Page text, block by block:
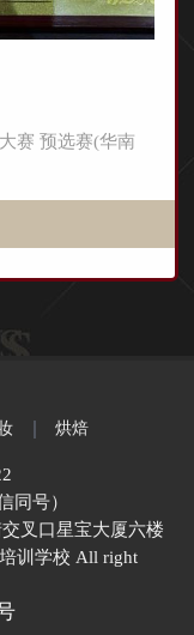
赛 预选赛(华南
烘焙
同号）
叉口星宝大厦六楼
训学校 All right